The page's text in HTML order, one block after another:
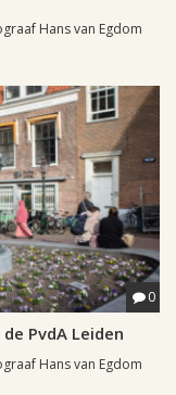
Hans van Egdom
0
PvdA Leiden
Hans van Egdom